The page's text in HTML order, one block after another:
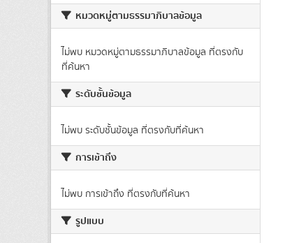
หมวดหมู่ตามธรรมาภิบาลข้อมูล
ไม่พบ หมวดหมู่ตามธรรมาภิบาลข้อมูล ที่ตรงกับ
ที่ค้นหา
ระดับชั้นข้อมูล
ไม่พบ ระดับชั้นข้อมูล ที่ตรงกับที่ค้นหา
การเข้าถึง
ไม่พบ การเข้าถึง ที่ตรงกับที่ค้นหา
รูปแบบ